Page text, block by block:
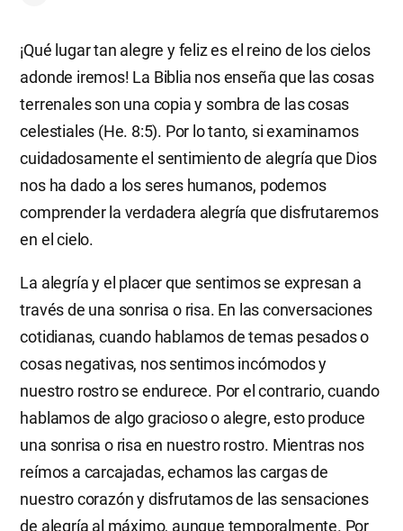
¡Qué lugar tan alegre y feliz es el reino de los cielos
adonde iremos! La Biblia nos enseña que las cosas
terrenales son una copia y sombra de las cosas
celestiales (He. 8:5). Por lo tanto, si examinamos
cuidadosamente el sentimiento de alegría que Dios
nos ha dado a los seres humanos, podemos
comprender la verdadera alegría que disfrutaremos
en el cielo.
La alegría y el placer que sentimos se expresan a
través de una sonrisa o risa. En las conversaciones
cotidianas, cuando hablamos de temas pesados o
cosas negativas, nos sentimos incómodos y
nuestro rostro se endurece. Por el contrario, cuando
hablamos de algo gracioso o alegre, esto produce
una sonrisa o risa en nuestro rostro. Mientras nos
reímos a carcajadas, echamos las cargas de
nuestro corazón y disfrutamos de las sensaciones
de alegría al máximo, aunque temporalmente. Por